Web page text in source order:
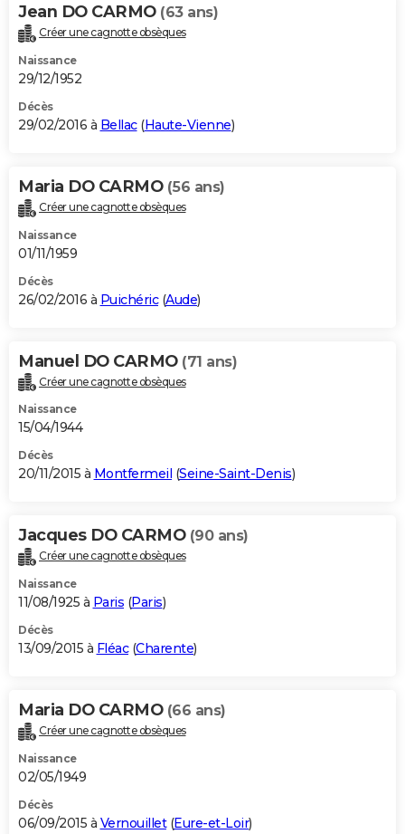
Jean DO CARMO (63 ans)
Créer une cagnotte obsèques
Naissance
29/12/1952
Décès
29/02/2016 à Bellac(Haute-Vienne)
Maria DO CARMO (56 ans)
Créer une cagnotte obsèques
Naissance
01/11/1959
Décès
26/02/2016 à Puichéric(Aude)
Manuel DO CARMO (71 ans)
Créer une cagnotte obsèques
Naissance
15/04/1944
Décès
20/11/2015 à Montfermeil (Seine-Saint-Denis)
Jacques DO CARMO (90 ans)
Créer une cagnotte obsèques
Naissance
11/08/1925 à Paris (Paris)
Décès
13/09/2015 à Fléac(Charente)
Maria DO CARMO (66 ans)
Créer une cagnotte obsèques
Naissance
02/05/1949
Décès
06/09/2015 à Vernouillet(Eure-et-Loir)